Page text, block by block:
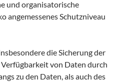
und organisatorische
angemessenes Schutzniveau
die Sicherung der
von Daten durch
zu den Daten, als auch des